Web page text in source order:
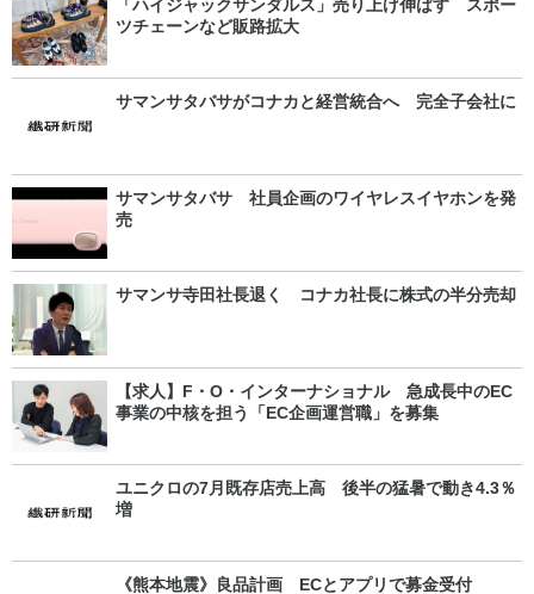
「ハイジャックサンダルス」売り上げ伸ばす スポー
ツチェーンなど販路拡大
サマンサタバサがコナカと経営統合へ 完全子会社に
サマンサタバサ 社員企画のワイヤレスイヤホンを発
売
サマンサ寺田社長退く コナカ社長に株式の半分売却
【求人】F・O・インターナショナル 急成長中のEC
事業の中核を担う「EC企画運営職」を募集
ユニクロの7月既存店売上高 後半の猛暑で動き4.3％
増
《熊本地震》良品計画 ECとアプリで募金受付